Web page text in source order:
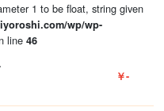
1 to be float, string given
wp/wp-
line 46
￥-